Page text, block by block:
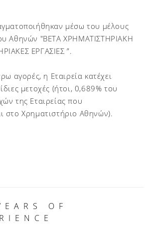
μέσω του μέλους
Αθηνών "BETA ΧΡΗΜΑΤΙΣΤΗΡΙΑΚΗ
ΕΡΓΑΣΙΕΣ ”.
αγορές, η Εταιρεία κατέχει
μετοχές (ήτοι, 0,689% του
της Εταιρείας που
στο Χρηματιστήριο Αθηνών).
OF